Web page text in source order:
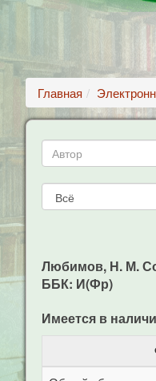
Главная
Любимов, Н. М.
ББК: И(Фр)
Имеется в